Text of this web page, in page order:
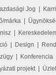
Jog
márka
Design
Konferencia
projekt| Üzlet